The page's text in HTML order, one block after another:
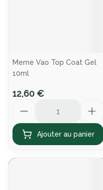
Meme Vao Top Coat Gel
10ml
12,60 €
Ajouter au panier